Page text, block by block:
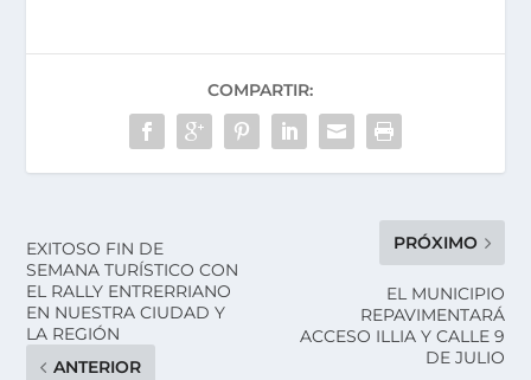
COMPARTIR:
EXITOSO FIN DE
SEMANA TURÍSTICO CON
EL RALLY ENTRERRIANO
EN NUESTRA CIUDAD Y
LA REGIÓN
ANTERIOR
PRÓXIMO
EL MUNICIPIO
REPAVIMENTARÁ
ACCESO ILLIA Y CALLE 9
DE JULIO